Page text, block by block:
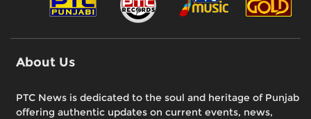
About Us
PTC News is dedicated to the soul and heritage of Punjab
offering authentic updates on current events, news,